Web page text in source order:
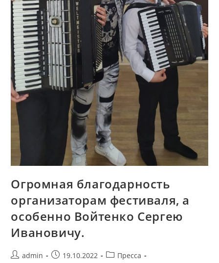
Огромная благодарность
организаторам фестиваля, а
особенно Войтенко Сергею
Ивановичу.
admin 19.10.2022
Пресса